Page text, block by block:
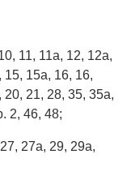
11, 11а, 12, 12а,
15, 15а, 16, 16,
20, 21, 28, 35, 35а,
2, 46, 48;
27а, 29, 29а,